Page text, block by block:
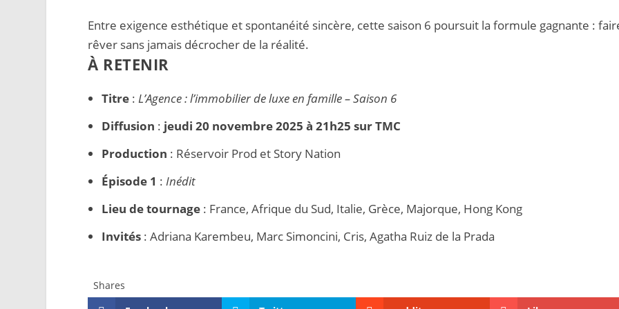
Entre exigence esthétique et spontanéité sincère, cette saison 6 poursuit la formule gagnante :
rêver sans jamais décrocher de la réalité.
À RETENIR
Titre: L’Agence : l’immobilier de luxe en famille – Saison 6
Diffusion : jeudi 20 novembre 2025 à 21h25 sur TMC
Production : Réservoir Prod et Story Nation
Épisode 1 : Inédit
Lieu de tournage: France, Afrique du Sud, Italie, Grèce, Majorque, Hong Kong
Invités: Adriana Karembeu, Marc Simoncini, Cris, Agatha Ruiz de la Prada
Shares